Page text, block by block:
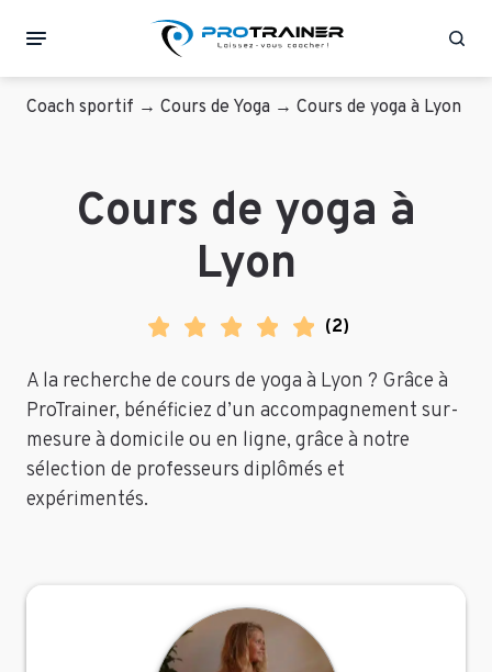
Coach sportif → Cours de Yoga → Cours de yoga à Lyon
Cours de yoga à
Lyon
(2)
A la recherche de cours de yoga à Lyon ? Grâce à
ProTrainer, bénéficiez d’un accompagnement sur-
mesure à domicile ou en ligne, grâce à notre
sélection de professeurs diplômés et
expérimentés.